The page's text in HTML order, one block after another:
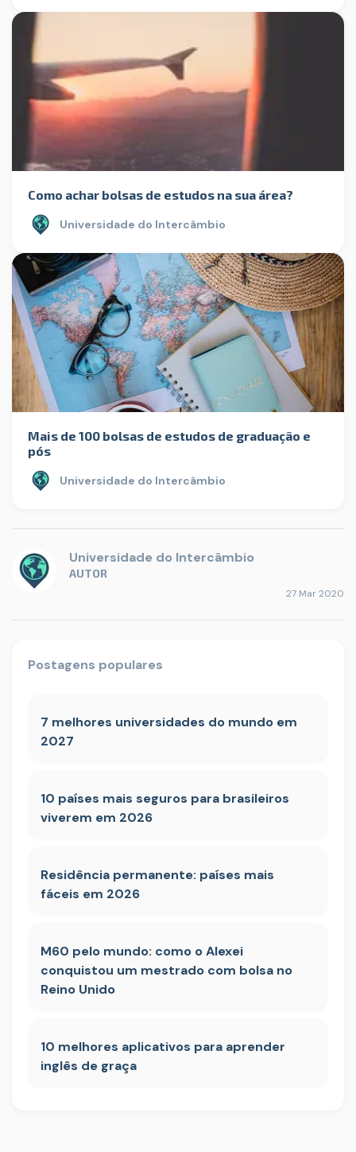
Como achar bolsas de estudos na sua área?
Universidade do Intercâmbio
Mais de 100 bolsas de estudos de graduação e
pós
Universidade do Intercâmbio
Universidade do Intercâmbio
AUTOR
27 Mar 2020
Postagens populares
7 melhores universidades do mundo em
2027
10 países mais seguros para brasileiros
viverem em 2026
Residência permanente: países mais
fáceis em 2026
M60 pelo mundo: como o Alexei
conquistou um mestrado com bolsa no
Reino Unido
10 melhores aplicativos para aprender
inglês de graça